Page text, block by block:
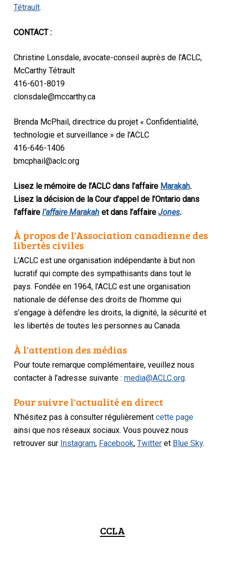
Tétrault.
CONTACT :
Christine Lonsdale, avocate-conseil auprès de l’ACLC,
McCarthy Tétrault
416-601-8019
clonsdale@mccarthy.ca
Brenda McPhail, directrice du projet « Confidentialité,
technologie et surveillance » de l’ACLC
416-646-1406
bmcphail@aclc.org
Lisez le mémoire de l’ACLC dans l’affaire Marakah.
Lisez la décision de la Cour d’appel de l’Ontario dans
l’affaire l’affaire Marakahet dans l’affaire Jones.
À propos de l'Association canadienne des
libertés civiles
L’ACLC est une organisation indépendante à but non
lucratif qui compte des sympathisants dans tout le
pays. Fondée en 1964, l’ACLC est une organisation
nationale de défense des droits de l’homme qui
s’engage à défendre les droits, la dignité, la sécurité et
les libertés de toutes les personnes au Canada.
À l'attention des médias
Pour toute remarque complémentaire, veuillez nous
contacter à l’adresse suivante :media@ACLC.org.
Pour suivre l'actualité en direct
N’hésitez pas à consulter régulièrementcette page
ainsi que nos réseaux sociaux. Vous pouvez nous
retrouver sur Instagram, Facebook,Twitter et Blue Sky.
CCLA